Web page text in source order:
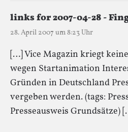
links for 2007-04-28 -
28. April 2007 um 8:23 Uhr
[…] Vice Magazin kriegt
wegen Startanimation
Gründen in Deutschland
vergeben werden. (tags:
Presseausweis Grundsätze)